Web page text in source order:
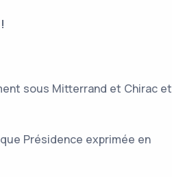
sous Mitterrand et Chirac et
Présidence exprimée en